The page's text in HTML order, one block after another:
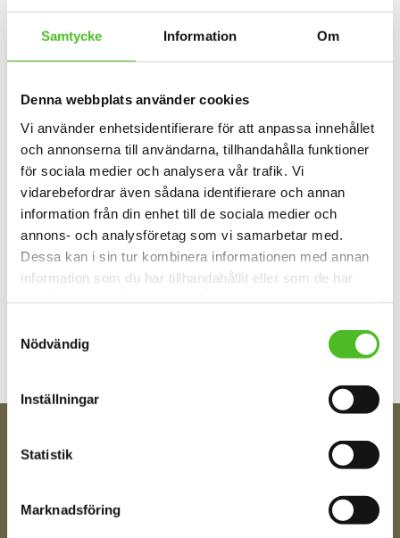
Samtycke Information Om
Denna webbplats använder cookies
Vi använder enhetsidentifierare för att anpassa innehållet
och annonserna till användarna, tillhandahålla funktioner
för sociala medier och analysera vår trafik. Vi
vidarebefordrar även sådana identifierare och annan
information från din enhet till de sociala medier och
annons- och analysföretag som vi samarbetar med.
Dessa kan i sin tur kombinera informationen med annan
information som du har tillhandahållit eller som de har
Nödvändig
Inställningar
Statistik
Marknadsföring
Omdömen
Du
FÅ TIPS OM NYHETER!